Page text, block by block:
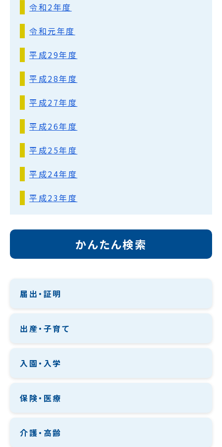
令和2年度
令和元年度
平成29年度
平成28年度
平成27年度
平成26年度
平成25年度
平成24年度
平成23年度
かんたん検索
届出・証明
出産・子育て
入園・入学
保険・医療
介護・高齢